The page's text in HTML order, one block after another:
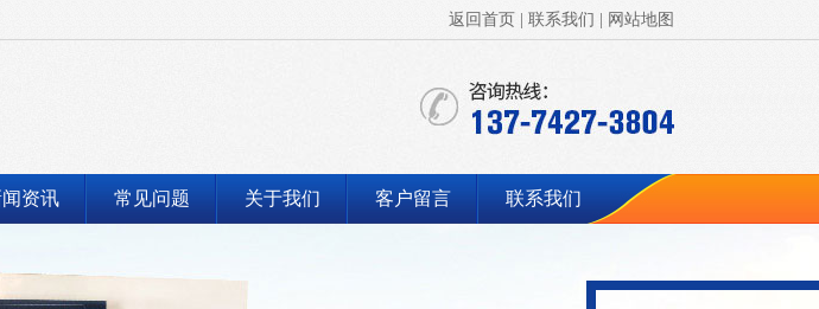
返回首页 联系我们 网站地图
资讯 常见问题 关于我们 客户留言 联系我们